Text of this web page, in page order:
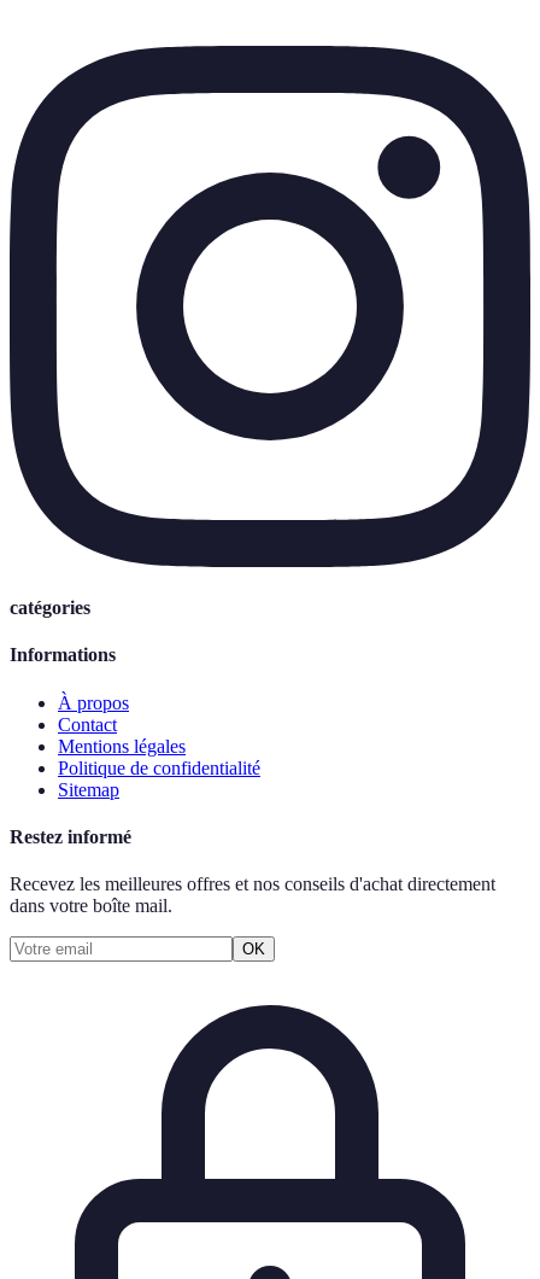
catégories
Informations
À propos
Contact
Mentions légales
Politique de confidentialité
Sitemap
Restez informé
Recevez les meilleures offres et nos conseils d'achat directement
dans votre boîte mail.
OK